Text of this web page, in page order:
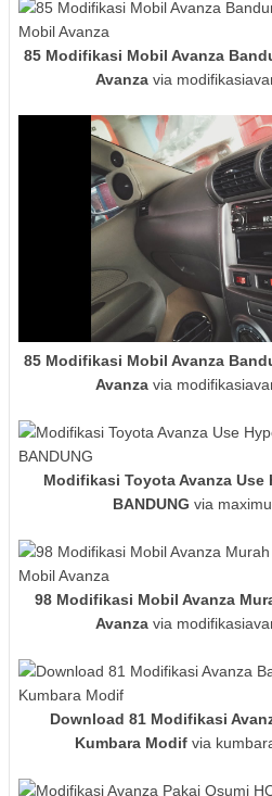
85 Modifikasi Mobil Avanza
Avanzavia
85 Modifikasi Mobil Avanza
Avanzavia
Modifikasi Toyota Avanza Use
BANDUNG via
98 Modifikasi Mobil Avanza
Avanzavia
Download 81 Modifikasi
Kumbara Modif via